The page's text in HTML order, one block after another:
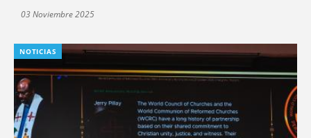
03 Noviembre 2025
NOTICIAS